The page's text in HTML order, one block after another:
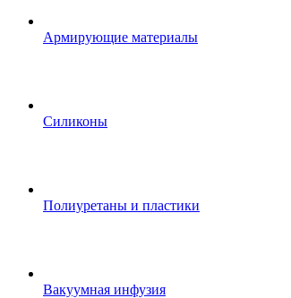
Армирующие материалы
Силиконы
Полиуретаны и пластики
Вакуумная инфузия